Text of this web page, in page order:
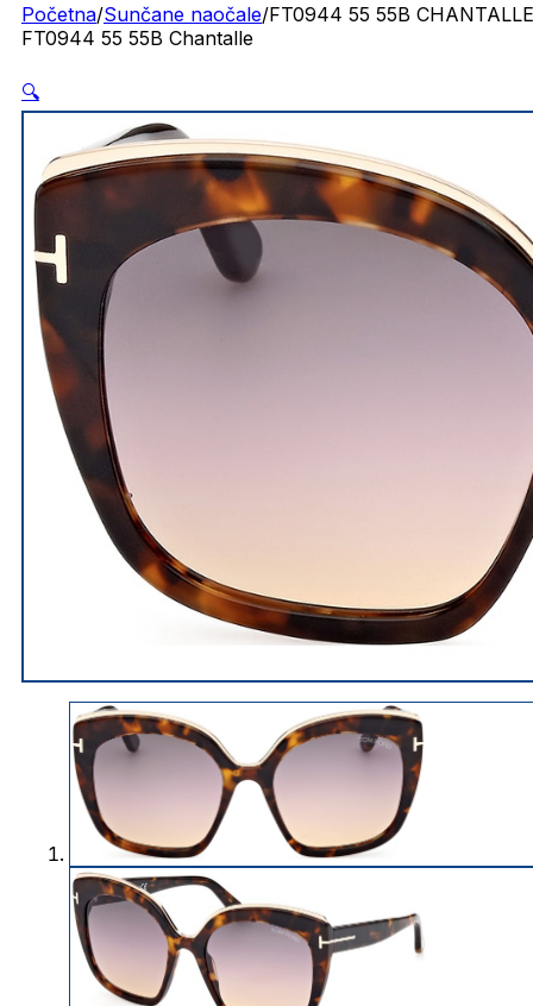
Početna/Sunčane naočale/FT0944 55 55B CHANTALLE
FT0944 55 55B Chantalle
🔍